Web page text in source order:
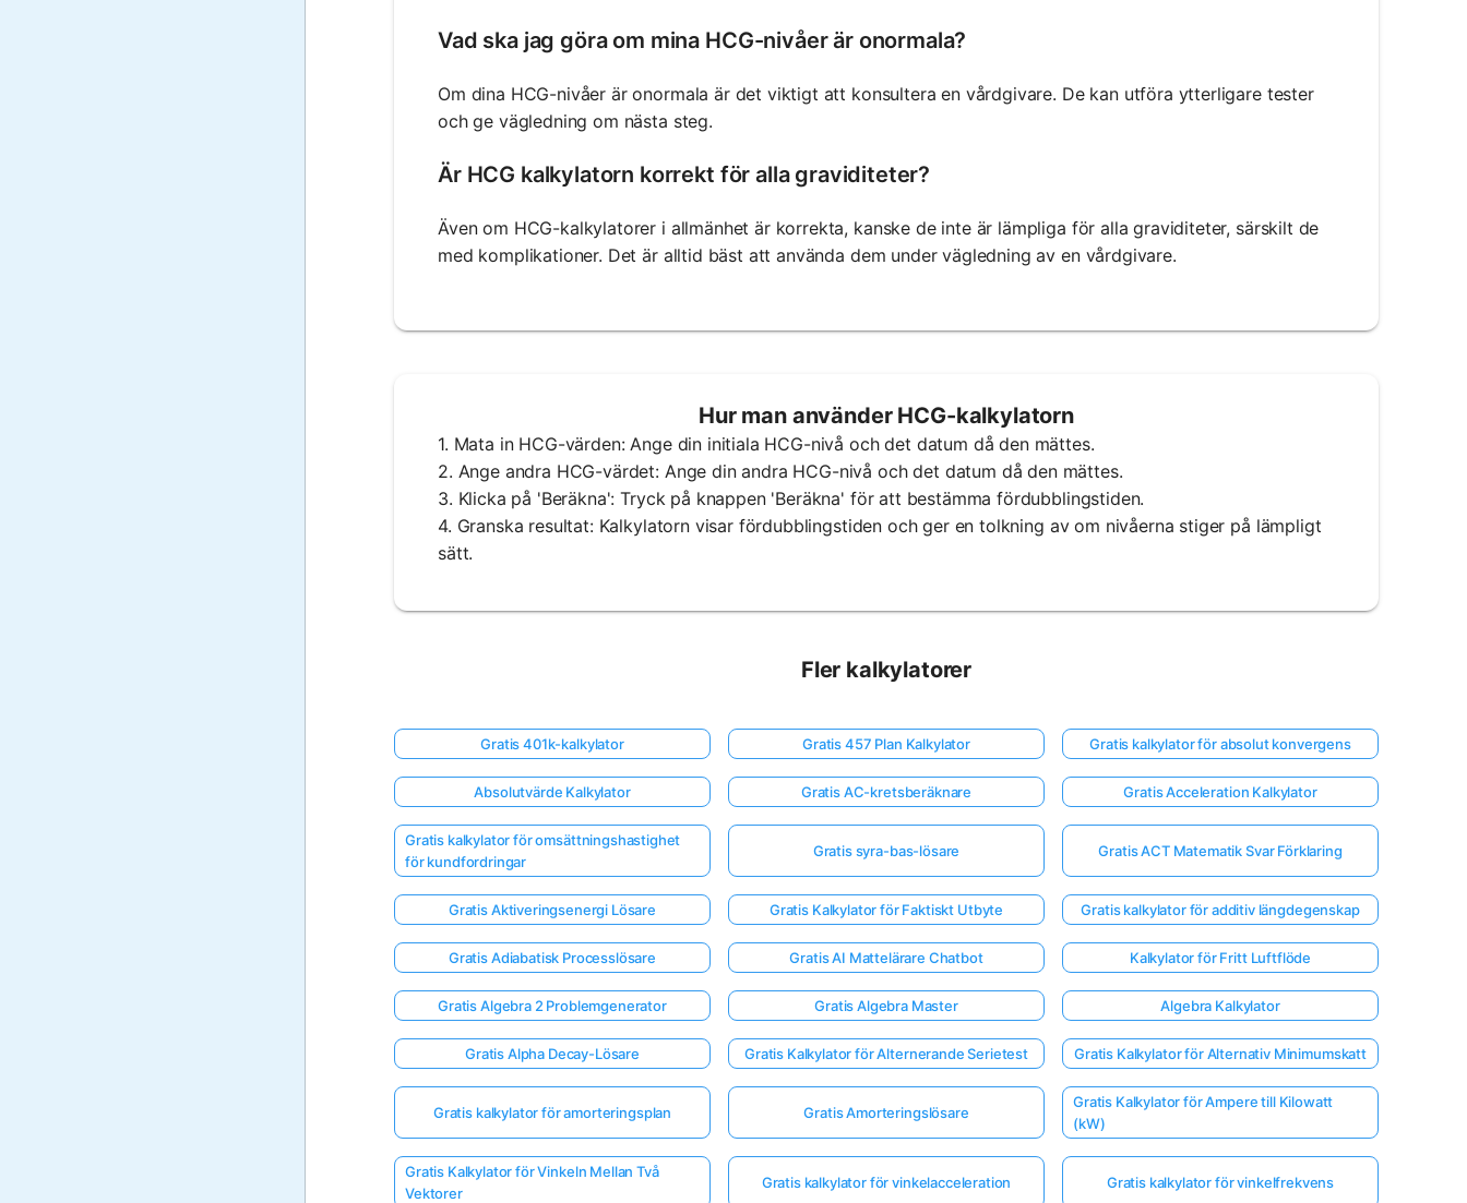
Vad ska jag göra om mina HCG-nivåer är onormala?
Om dina HCG-nivåer är onormala är det viktigt att konsultera en vårdgivare. De kan utföra ytterligare tester
och ge vägledning om nästa steg.
Är HCG kalkylatorn korrekt för alla graviditeter?
Även om HCG-kalkylatorer i allmänhet är korrekta, kanske de inte är lämpliga för alla graviditeter, särskilt de
med komplikationer. Det är alltid bäst att använda dem under vägledning av en vårdgivare.
Hur man använder HCG-kalkylatorn
1. Mata in HCG-värden: Ange din initiala HCG-nivå och det datum då den mättes.
2. Ange andra HCG-värdet: Ange din andra HCG-nivå och det datum då den mättes.
3. Klicka på 'Beräkna': Tryck på knappen 'Beräkna' för att bestämma fördubblingstiden.
4. Granska resultat: Kalkylatorn visar fördubblingstiden och ger en tolkning av om nivåerna stiger på lämpligt
sätt.
Fler kalkylatorer
Gratis 401k-kalkylator Gratis 457 Plan Kalkylator Gratis kalkylator för absolut konvergens
Absolutvärde Kalkylator Gratis AC-kretsberäknare Gratis Acceleration Kalkylator
Gratis kalkylator för omsättningshastighet
för kundfordringar
Gratis syra-bas-lösare Gratis ACT Matematik Svar Förklaring
Gratis Aktiveringsenergi Lösare Gratis Kalkylator för Faktiskt Utbyte Gratis kalkylator för additiv längdegenskap
Gratis Adiabatisk Processlösare Gratis AI Mattelärare Chatbot Kalkylator för Fritt Luftflöde
Gratis Algebra 2 Problemgenerator Gratis Algebra Master Algebra Kalkylator
Gratis Alpha Decay-Lösare Gratis Kalkylator för Alternerande Serietest Gratis Kalkylator för Alternativ Minimumskatt
Gratis kalkylator för amorteringsplan Gratis Amorteringslösare
Gratis Kalkylator för Ampere till Kilowatt
(kW)
Gratis Kalkylator för Vinkeln Mellan Två
Vektorer
Gratis kalkylator för vinkelacceleration Gratis kalkylator för vinkelfrekvens